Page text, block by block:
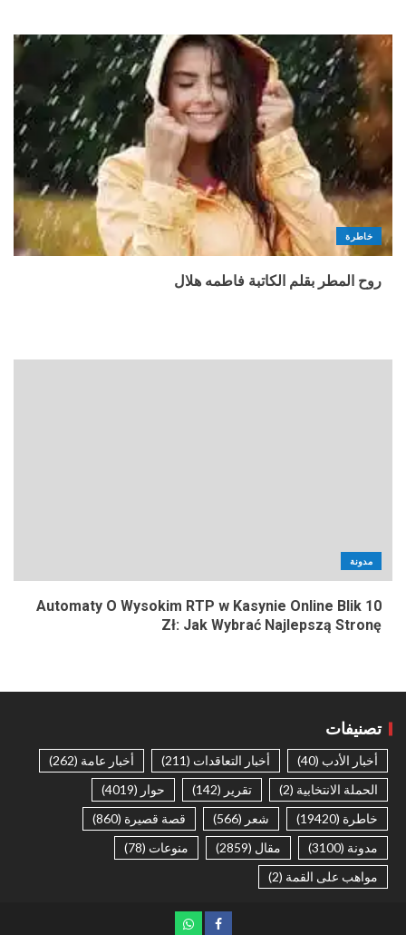
خاطرة
روح المطر بقلم الكاتبة فاطمه هلال
مدونة
Automaty O Wysokim RTP w Kasynie Online Blik 10
Zł: Jak Wybrać Najlepszą Stronę
تصنيفات
أخبار الأدب (40) أخبار التعاقدات (211) أخبار عامة (262)
الحملة الانتخابية (2) تقرير (142) حوار (4019)
خاطرة (19420) شعر (566) قصة قصيرة (860)
مدونة (3100) مقال (2859) منوعات (78)
مواهب على القمة (2)